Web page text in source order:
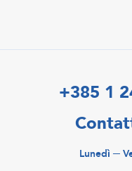
+385 1
Lunedì ─